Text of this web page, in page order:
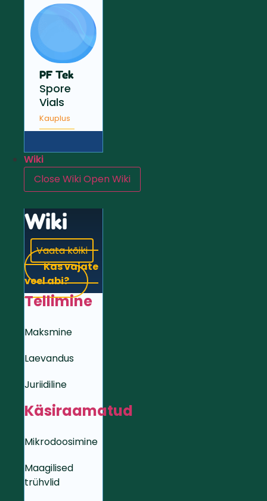
PF Tek
Spore
Vials
Kauplus
Wiki
Close WikiOpen Wiki
Wiki
Vaata kõiki
Kas vajate
veel abi?
Tellimine
Maksmine
Laevandus
Juriidiline
Käsiraamatud
Mikrodoosimine
Maagilised
trühvlid